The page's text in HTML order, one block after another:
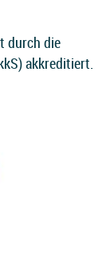
durch die
akkreditiert.